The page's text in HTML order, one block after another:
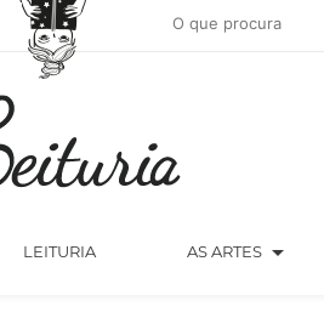
LEITURIA AS ARTES arrow_drop_down